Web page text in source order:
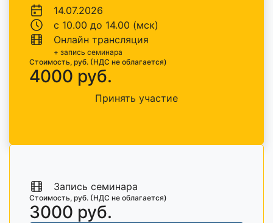
14.07.2026
с 10.00 до 14.00 (мск)
Онлайн трансляция
+ запись семинара
Стоимость, руб. (НДС не облагается)
4000 руб.
Принять участие
Запись семинара
Стоимость, руб. (НДС не облагается)
3000 руб.